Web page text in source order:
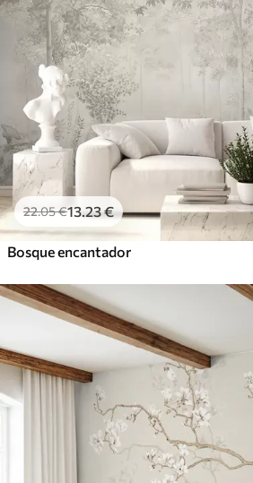
22.05€13.23€
Bosque encantador